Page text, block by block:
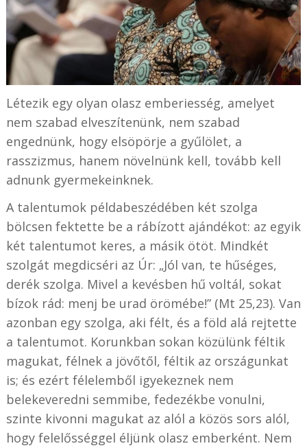
Létezik egy olyan olasz emberiesség, amelyet
nem szabad elveszítenünk, nem szabad
engednünk, hogy elsöpörje a gyűlölet, a
rasszizmus, hanem növelnünk kell, tovább kell
adnunk gyermekeinknek.
A talentumok példabeszédében két szolga
bölcsen fektette be a rábízott ajándékot: az egyik
két talentumot keres, a másik ötöt. Mindkét
szolgát megdicséri az Úr: „Jól van, te hűséges,
derék szolga. Mivel a kevésben hű voltál, sokat
bízok rád: menj be urad örömébe!” (Mt 25,23). Van
azonban egy szolga, aki félt, és a föld alá rejtette
a talentumot. Korunkban sokan közülünk féltik
magukat, félnek a jövőtől, féltik az országunkat
is; és ezért félelemből igyekeznek nem
belekeveredni semmibe, fedezékbe vonulni,
szinte kivonni magukat az alól a közös sors alól,
hogy felelősséggel éljünk olasz emberként. Nem